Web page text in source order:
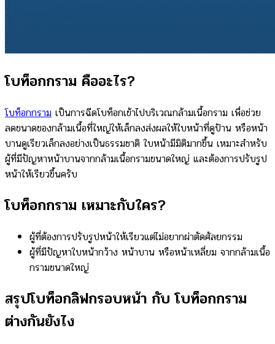
โบท็อกกราม คืออะไร?
โบท็อกกราม เป็นการฉีดโบท็อกเข้าไปบริเวณกล้ามเนื้อกราม เพื่อช่วย
ลดขนาดของกล้ามเนื้อที่ใหญ่ให้เล็กลงส่งผลให้ใบหน้าที่ดูป้าน หรือหน้า
บานดูเรียวเล็กลงอย่างเป็นธรรมชาติ ใบหน้ามีมิติมากขึ้น เหมาะสำหรับ
ผู้ที่มีปัญหาหน้าบานจากกล้ามเนื้อกรามขนาดใหญ่ และต้องการปรับรูป
หน้าให้เรียวขึ้นครับ
โบท็อกกราม เหมาะกับใคร?
ผู้ที่ต้องการปรับรูปหน้าให้เรียวแต่ไม่อยากผ่าตัดศัลยกรรม
ผู้ที่มีปัญหาใบหน้ากว้าง หน้าบาน หรือหน้าเหลี่ยม จากกล้ามเนื้อ
กรามขนาดใหญ่
สรุปโบท็อกลิฟกรอบหน้า กับ โบท็อกกราม
ต่างกันยังไง